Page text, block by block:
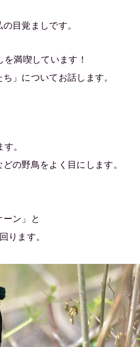
目覚ましです。
満喫しています！
」についてお話します。
。
の野鳥をよく目にします。
ン」と
ります。